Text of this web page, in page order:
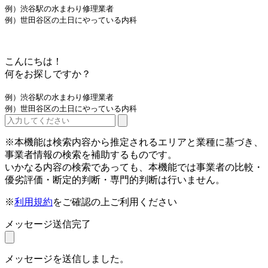
例）渋谷駅の水まわり修理業者
例）世田谷区の土日にやっている内科
こんにちは！
何をお探しですか？
例）渋谷駅の水まわり修理業者
例）世田谷区の土日にやっている内科
※本機能は検索内容から推定されるエリアと業種に基づき、
事業者情報の検索を補助するものです。
いかなる内容の検索であっても、本機能では事業者の比較・
優劣評価・断定的判断・専門的判断は行いません。
※利用規約をご確認の上ご利用ください
メッセージ送信完了
メッセージを送信しました。